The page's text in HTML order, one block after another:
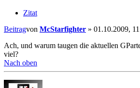
Zitat
Beitragvon McStarfighter » 01.10.2009,
Ach, und warum taugen die aktuellen
viel?
Nach oben